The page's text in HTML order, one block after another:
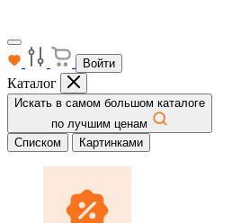
Войти
Каталог
Искать в самом большом каталоге
по лучшим ценам
Списком
Картинками